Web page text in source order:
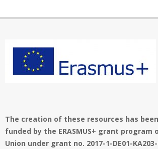
The creation of these resources has
funded by the ERASMUS+ grant program
Union under grant no. 2017-1-DE01-